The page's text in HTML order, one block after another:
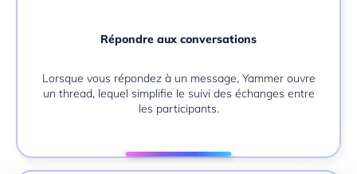
Répondre aux conversations
Lorsque vous répondez à un message, Yammer ouvre
un thread, lequel simplifie le suivi des échanges entre
les participants.